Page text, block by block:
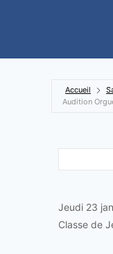
Accueil
Audition
Jeudi 23
Classe de